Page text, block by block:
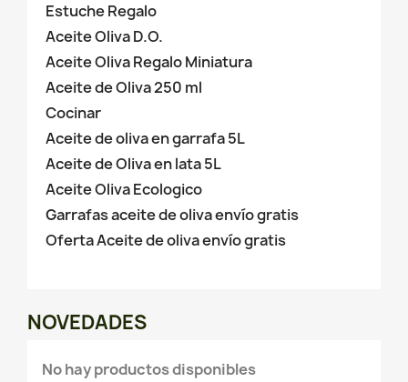
Estuche Regalo
Aceite Oliva D.O.
Aceite Oliva Regalo Miniatura
Aceite de Oliva 250 ml
Cocinar
Aceite de oliva en garrafa 5L
Aceite de Oliva en lata 5L
Aceite Oliva Ecologico
Garrafas aceite de oliva envío gratis
Oferta Aceite de oliva envío gratis
NOVEDADES
No hay productos disponibles